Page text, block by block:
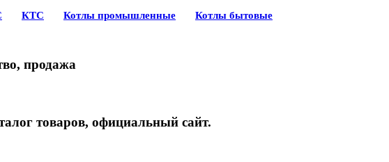
КТС Котлы промышленные
Котлы бытовые
продажа
товаров, официальный сайт.